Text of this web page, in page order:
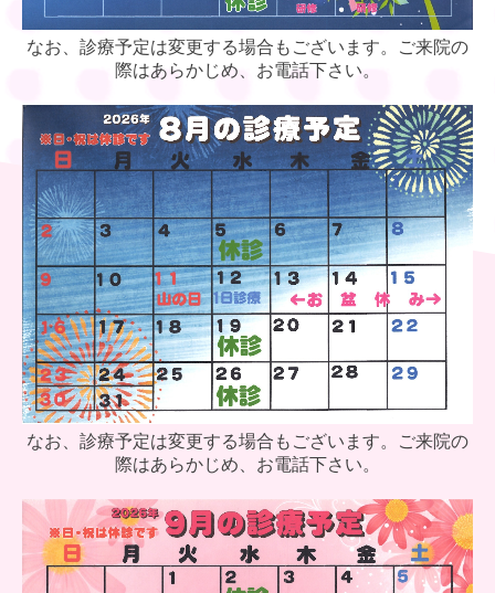
過去のウェルカムニュース
心に残る小さな出来事
たけまる歯科ブログ
過去のたけまる歯科ブログ
リンク集
なお、診療予定は変更する場合もございます。ご来院の
際はあらかじめ、お電話下さい。
なお、診療予定は変更する場合もございます。ご来院の
際はあらかじめ、お電話下さい。